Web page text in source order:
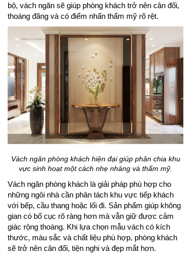
bộ, vách ngăn sẽ giúp phòng khách trở nên cân đối,
thoáng đãng và có điểm nhấn thẩm mỹ rõ rệt.
Vách ngăn phòng khách hiện đại giúp phân chia khu
vực sinh hoạt một cách nhẹ nhàng và thẩm mỹ.
Vách ngăn phòng khách là giải pháp phù hợp cho
những ngôi nhà cần phân tách khu vực tiếp khách
với bếp, cầu thang hoặc lối đi. Sản phẩm giúp không
gian có bố cục rõ ràng hơn mà vẫn giữ được cảm
giác rộng thoáng. Khi lựa chọn mẫu vách có kích
thước, màu sắc và chất liệu phù hợp, phòng khách
sẽ trở nên cân đối, tiện nghi và đẹp mắt hơn.